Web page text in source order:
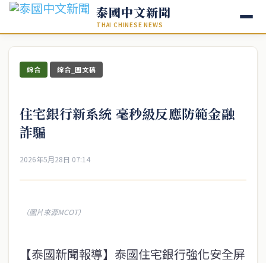
泰國中文新聞
THAI CHINESE NEWS
綜合 綜合_圖文稿
住宅銀行新系統 毫秒級反應防範金融
詐騙
2026年5月28日 07:14
（圖片來源MCOT）
【泰國新聞報導】泰國住宅銀行強化安全屏